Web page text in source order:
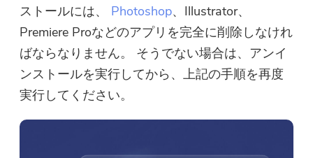
ストールには、 Photoshop、Illustrator、
Premiere Proなどのアプリを完全に削除しなけれ
ばならなりません。 そうでない場合は、アンイ
ンストールを実行してから、上記の手順を再度
実行してください。